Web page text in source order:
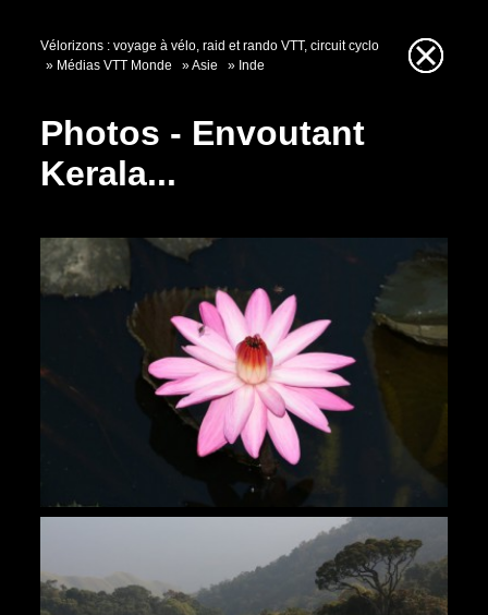
Vélorizons : voyage à vélo, raid et rando VTT, circuit cyclo
Médias VTT Monde
Asie Inde
Photos - Envoutant
Kerala...